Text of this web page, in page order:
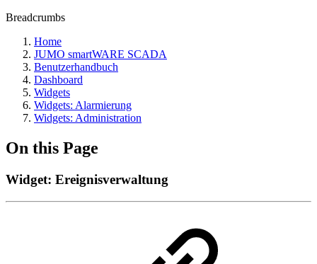
Breadcrumbs
Home
JUMO smartWARE SCADA
Benutzerhandbuch
Dashboard
Widgets
Widgets: Alarmierung
Widgets: Administration
On this Page
Widget: Ereignisverwaltung